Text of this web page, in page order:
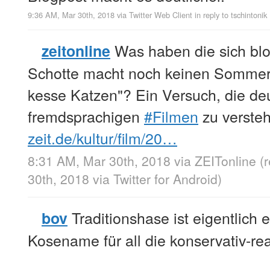
9:36 AM, Mar 30th, 2018 via Twitter Web Client in reply to tschintonik
zeitonline Was haben die sich
Schotte macht noch keinen
kesse Katzen"? Ein Versuch, die
fremdsprachigen #Filmen zu
zeit.de/kultur/film/20…
8:31 AM, Mar 30th, 2018 via ZEITonline
30th, 2018 via Twitter for Android)
bovTraditionshase ist eigentlich
Kosename für all die konservativ-